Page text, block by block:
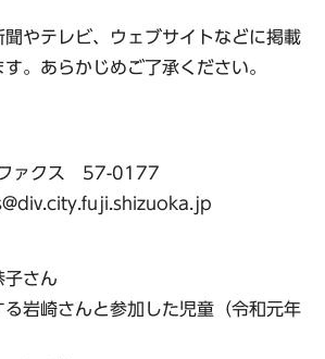
やテレビ、ウェブサイトなどに掲載
。あらかじめご了承ください。
ァクス 57-0177
子さん
る岩崎さんと参加した児童（令和元年